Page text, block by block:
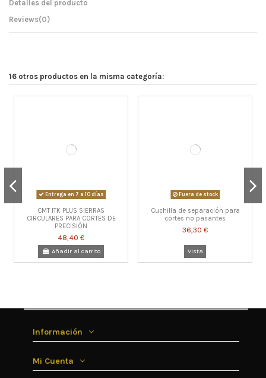
Detalles del producto
Reviews(0)
16 otros productos en la misma categoría:
Entrega en 7 a 10 días
CMT ITK PLUS SIERRAS
CIRCULARES PARA CORTES DE
PRECISIÓN
48,40 €
Añadir al carrito
Fuera de stock
Cuchilla de separación para
cortes no pasantes
36,30 €
Vista
Fuera de stock
Información
Mi Cuenta